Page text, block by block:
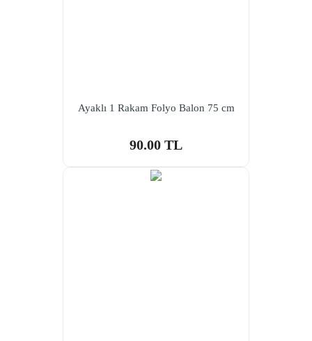
Ayaklı 1 Rakam Folyo Balon 75 cm
90.00 TL